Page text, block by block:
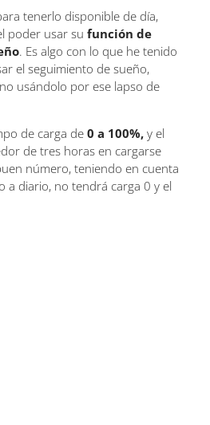
tenerlo disponible de día,
poder usar su función de
. Es algo con lo que he tenido
el seguimiento de sueño,
usándolo por ese lapso de
de carga de 0 a 100%, y el
de tres horas en cargarse
número, teniendo en cuenta
a diario, no tendrá carga 0 y el